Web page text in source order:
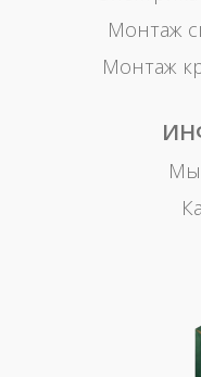
Монтаж
Монтаж
Мы